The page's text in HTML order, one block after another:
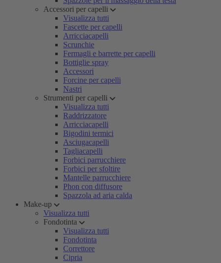
Accessori per capelli
Visualizza tutti
Fascette per capelli
Arricciacapelli
Scrunchie
Fermagli e barrette per capelli
Bottiglie spray
Accessori
Forcine per capelli
Nastri
Strumenti per capelli
Visualizza tutti
Raddrizzatore
Arricciacapelli
Bigodini termici
Asciugacapelli
Tagliacapelli
Forbici parrucchiere
Forbici per sfoltire
Mantelle parrucchiere
Phon con diffusore
Spazzola ad aria calda
Make-up
Visualizza tutti
Fondotinta
Visualizza tutti
Fondotinta
Correttore
Cipria